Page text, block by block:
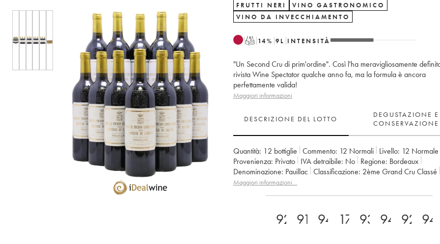
FRUTTI NERI
VINO GASTRONOMICO
VINO DA INVECCHIAMENTO
T 14% 9 L INTENSITÀ
"Un Second Cru di prim'ordine". Così l'ha meravigliosamente
rivista Wine Spectator qualche anno fa, ma la formula è ancora
perfettamente valida!
Maggiori informazioni
DESCRIZIONE DEL LOTTO
DEGUSTAZIONE E
CONSERVAZIONE
Quantità: 12 bottiglie Commento: 12 Normali Livello: 12 Normale
Provenienza:
privato IVA detraibile: no Regione:
Bordeaux
Denominazione: Pauillac Classificazione:
2ème Grand Cru Classé
Proprietario: Famille Rouzaud
Maggiori informazioni…
92 91 94 17 93 94 92 94